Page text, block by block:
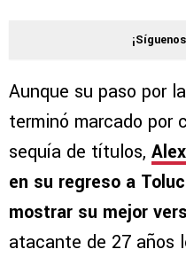
Aunque su paso por
terminó marcado por
sequía de títulos,
en su regreso a
mostrar su mejor
atacante de 27 años